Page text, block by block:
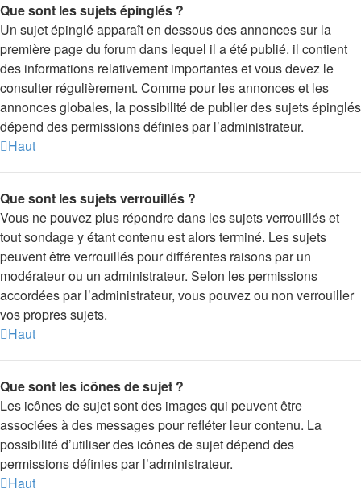
Que sont les sujets épinglés ?
Un sujet épinglé apparaît en dessous des annonces sur la
première page du forum dans lequel il a été publié. il contient
des informations relativement importantes et vous devez le
consulter régulièrement. Comme pour les annonces et les
annonces globales, la possibilité de publier des sujets épinglés
dépend des permissions définies par l’administrateur.
Haut
Que sont les sujets verrouillés ?
Vous ne pouvez plus répondre dans les sujets verrouillés et
tout sondage y étant contenu est alors terminé. Les sujets
peuvent être verrouillés pour différentes raisons par un
modérateur ou un administrateur. Selon les permissions
accordées par l’administrateur, vous pouvez ou non verrouiller
vos propres sujets.
Haut
Que sont les icônes de sujet ?
Les icônes de sujet sont des images qui peuvent être
associées à des messages pour refléter leur contenu. La
possibilité d’utiliser des icônes de sujet dépend des
permissions définies par l’administrateur.
Haut